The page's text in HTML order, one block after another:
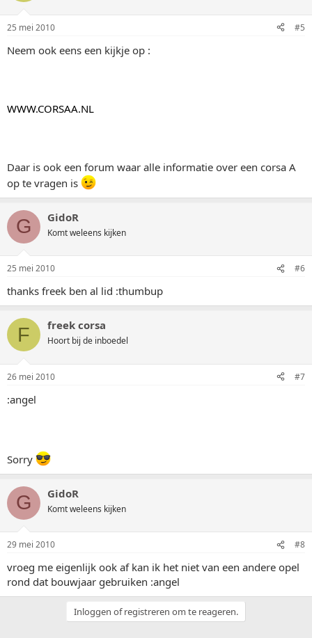
25 mei 2010 #5
Neem ook eens een kijkje op :
WWW.CORSAA.NL
Daar is ook een forum waar alle informatie over een corsa A
op te vragen is
G GidoR
Komt weleens kijken
25 mei 2010 #6
thanks freek ben al lid :thumbup
F freek corsa
Hoort bij de inboedel
26 mei 2010 #7
:angel
Sorry
G GidoR
Komt weleens kijken
29 mei 2010 #8
vroeg me eigenlijk ook af kan ik het niet van een andere opel
rond dat bouwjaar gebruiken :angel
Inloggen of registreren om te reageren.